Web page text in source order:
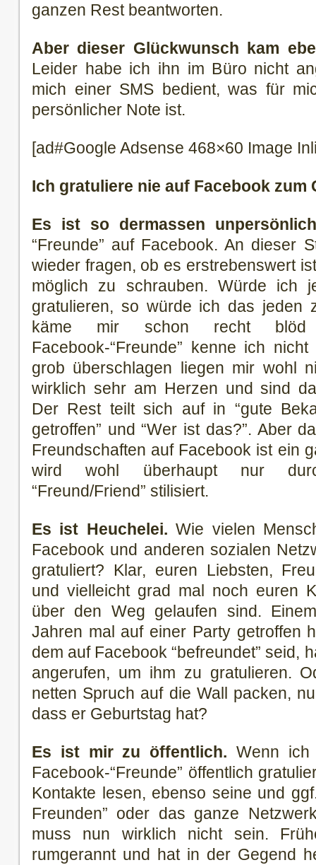
ganzen Rest beantworten.
Aber dieser Glückwunsch kam
Leider habe ich ihn im Büro nicht
mich einer SMS bedient, was für
persönlicher Note ist.
[ad#Google Adsense 468×60 Image
Ich gratuliere nie auf Facebook zum
Es ist so dermassen
“Freunde” auf Facebook. An dieser
wieder fragen, ob es erstrebenswert
möglich zu schrauben. Würde ich
gratulieren, so würde ich das jeden
käme mir schon recht
Facebook-“Freunde” kenne ich
grob überschlagen liegen mir wohl
wirklich sehr am Herzen und sind
Der Rest teilt sich auf in “gute
getroffen” und “Wer ist das?”. Aber
Freundschaften auf Facebook ist ein
wird wohl überhaupt nur
“Freund/Friend” stilisiert.
Es ist Heuchelei. Wie vielen
Facebook und anderen sozialen
gratuliert? Klar, euren Liebsten,
und vielleicht grad mal noch euren
über den Weg gelaufen sind.
Jahren mal auf einer Party getroffen
dem auf Facebook “befreundet” seid,
angerufen, um ihm zu gratulieren.
netten Spruch auf die Wall packen,
dass er Geburtstag hat?
Es ist mir zu öffentlich. Wenn
Facebook-“Freunde” öffentlich
Kontakte lesen, ebenso seine und
Freunden” oder das ganze
muss nun wirklich nicht sein.
rumgerannt und hat in der Gegend